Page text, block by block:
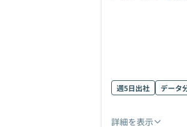
週5日出社 データ
詳細を表示